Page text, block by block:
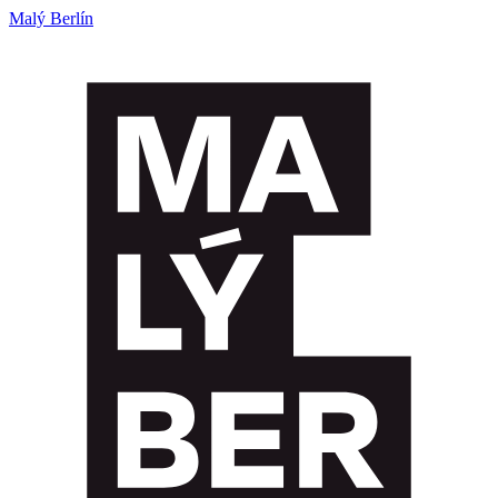
Malý Berlín